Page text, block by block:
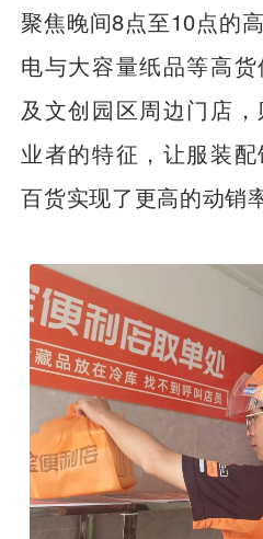
聚焦晚间8点至10点的
电与大容量纸品等高
及文创园区周边门店
业者的特征，让服装
百货实现了更高的动销率